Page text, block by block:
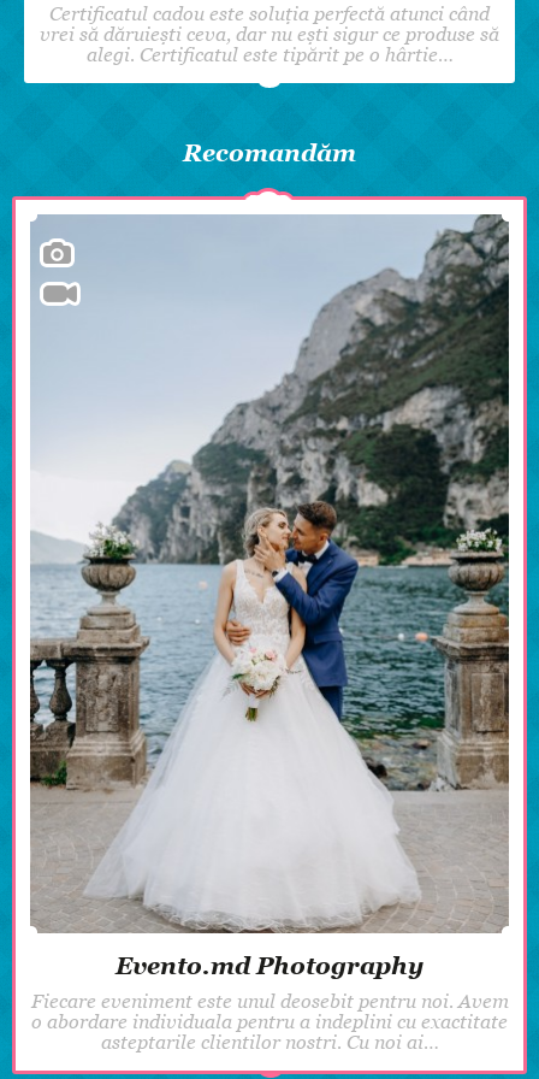
Certificatul cadou este soluția perfectă atunci când
vrei să dăruiești ceva, dar nu ești sigur ce produse să
alegi. Certificatul este tipărit pe o hârtie…
Recomandăm
Evento.md Photography
Fiecare eveniment este unul deosebit pentru noi. Avem
o abordare individuala pentru a indeplini cu exactitate
asteptarile clientilor nostri. Cu noi ai…